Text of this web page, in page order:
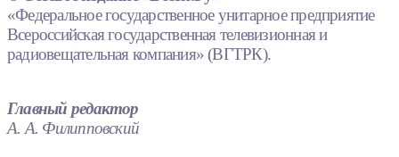
«Федеральное государственное унитарное предприятие
Всероссийская государственная телевизионная и
радиовещательная компания» (ВГТРК).
Главный редактор
А. А. Филипповский